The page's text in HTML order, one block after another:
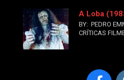
A Loba
BY: PEDRO
CRÍTICAS